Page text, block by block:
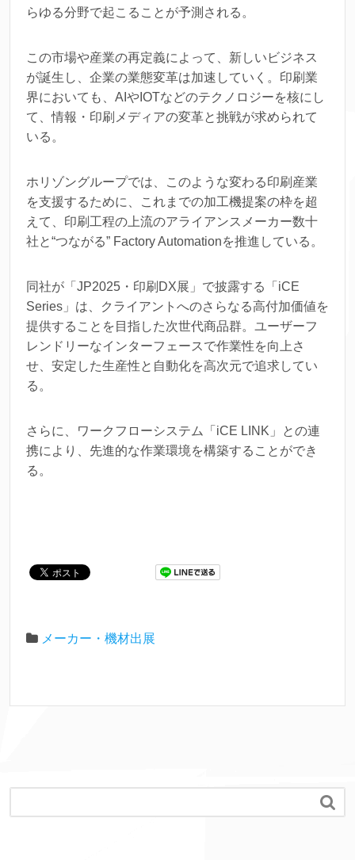
らゆる分野で起こることが予測される。
この市場や産業の再定義によって、新しいビジネス
が誕生し、企業の業態変革は加速していく。印刷業
界においても、AIやIOTなどのテクノロジーを核にし
て、情報・印刷メディアの変革と挑戦が求められて
いる。
ホリゾングループでは、このような変わる印刷産業
を支援するために、これまでの加工機提案の枠を超
えて、印刷工程の上流のアライアンスメーカー数十
社と“つながる” Factory Automationを推進している。
同社が「JP2025・印刷DX展」で披露する「iCE
Series」は、クライアントへのさらなる高付加価値を
提供することを目指した次世代商品群。ユーザーフ
レンドリーなインターフェースで作業性を向上さ
せ、安定した生産性と自動化を高次元で追求してい
る。
さらに、ワークフローシステム「iCE LINK」との連
携により、先進的な作業環境を構築することができ
る。
メーカー・機材出展
